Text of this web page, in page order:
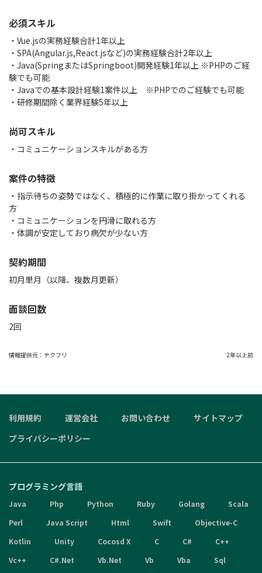
必須スキル
・Vue.jsの実務経験合計1年以上
・SPA(Angular.js,React.jsなど)の実務経験合計2年以上
・Java(SpringまたはSpringboot)開発経験1年以上 ※PHPのご経
験でも可能
・Javaでの基本設計経験1案件以上 ※PHPでのご経験でも可能
・研修期間除く業界経験5年以上
尚可スキル
・コミュニケーションスキルがある方
案件の特徴
・指示待ちの姿勢ではなく、積極的に作業に取り掛かってくれる
方
・コミュニケーションを円滑に取れる方
・体調が安定しており病欠が少ない方
契約期間
初月単月（以降、複数月更新）
面談回数
2回
情報提供元： テクフリ 2年以上前
利用規約 運営会社 お問い合わせ
サイトマップ
プライバシーポリシー
プログラミング言語
Java Php Python Ruby Golang
Scala
Perl
Java Script Html Swift
Objective-C
Kotlin
Unity Cocosd X C C#
C++
Vc++
C#.Net Vb.Net Vb Vba
Sql